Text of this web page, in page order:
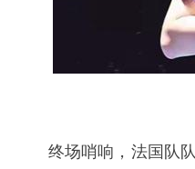
终场哨响，法国队